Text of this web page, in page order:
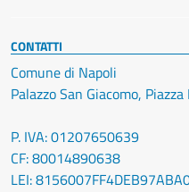
CONTATTI
Comune di Napoli
Palazzo San Giacomo,
P. IVA: 01207650639
CF: 80014890638
LEI: